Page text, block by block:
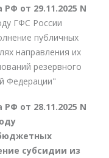
от 29.11.2025 N
ГФС России
публичных
направления их
резервного
Федерации"
от 28.11.2025 N
субсидии из